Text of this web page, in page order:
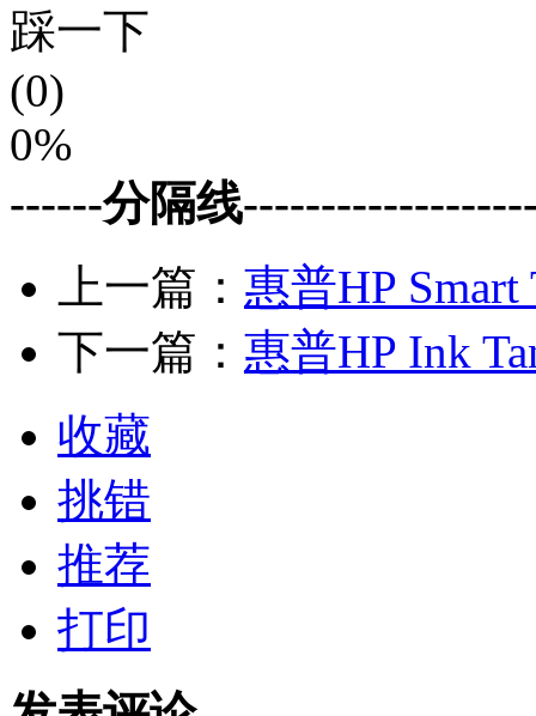
踩一下
(0)
0%
------分隔线
上一篇： 惠普HP Smart
下一篇： 惠普HP Ink
收藏
挑错
推荐
打印